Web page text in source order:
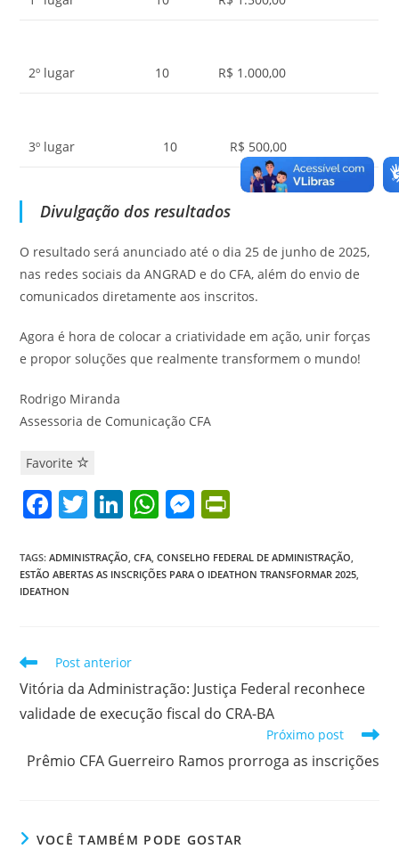
2º lugar 10 R$ 1.000,00
3º lugar 10 R$ 500,00
Divulgação dos resultados
O resultado será anunciado até o dia 25 de junho de 2025,
nas redes sociais da ANGRAD e do CFA, além do envio de
comunicados diretamente aos inscritos.
Agora é hora de colocar a criatividade em ação, unir forças
e propor soluções que realmente transformem o mundo!
Rodrigo Miranda
Assessoria de Comunicação CFA
Favorite
F
c
e
o
k
T
itt
er
Li
k
e
W
at
s
p
M
ss
e
er
tF
ri
dl
y
TAGS:ADMINISTRAÇÃO CFA CONSELHO FEDERAL DE ADMINISTRAÇÃO
ESTÃO ABERTAS AS INSCRIÇÕES PARA O IDEATHON TRANSFORMAR 2025
IDEATHON
Leia
artigos
Post anterior
Vitória da Administração: Justiça Federal reconhece
validade de execução fiscal do CRA-BA
Próximo post
Prêmio CFA Guerreiro Ramos prorroga as inscrições
VOCÊ TAMBÉM PODE GOSTAR